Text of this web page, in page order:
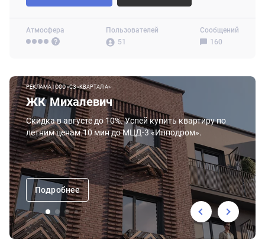
Атмосфера
Пользователей
51
Сообщений
160
РЕКЛАМА | ООО «СЗ «КВАРТАЛ А»
ЖК Михалевич
Скидка в августе до 10%. Успей купить квартиру по
летним ценам.10 мин до МЦД-3 «Ипподром».
Подробнее